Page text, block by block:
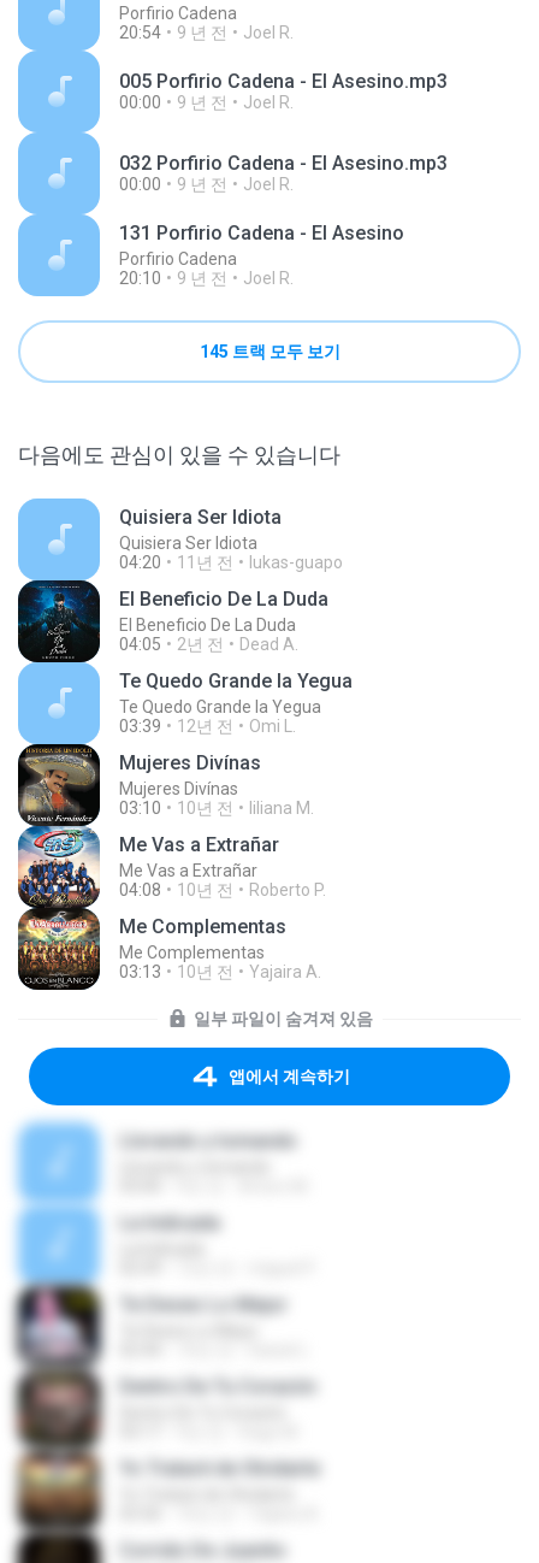
Porfirio Cadena
20:54
9 년 전 Joel R.
005 Porfirio Cadena - El Asesino.mp3
00:00 9 년 전 Joel R.
032 Porfirio Cadena - El Asesino.mp3
00:00 9 년 전 Joel R.
131 Porfirio Cadena - El Asesino
Porfirio Cadena
20:10
9 년 전 Joel R.
145 트랙 모두 보기
다음에도 관심이 있을 수 있습니다
Quisiera Ser Idiota
Quisiera Ser Idiota
04:20
11년 전 lukas-guapo
El Beneficio De La Duda
El Beneficio De La Duda
04:05
2년 전 Dead A.
Te Quedo Grande la Yegua
Te Quedo Grande la Yegua
03:39
12년 전 Omi L.
Mujeres Divínas
Mujeres Divínas
03:10
10년 전 liliana M.
Me Vas a Extrañar
Me Vas a Extrañar
04:08
10년 전 Roberto P.
Me Complementas
Me Complementas
03:13
10년 전 Yajaira A.
일부 파일이 숨겨져 있음
앱에서 계속하기
Llorando y tomando
La Indicada
Te Deseo Lo Mejor
Dentro De Tu Corazón
Yo Trataré de Olvidarte
Corrido De Juanito